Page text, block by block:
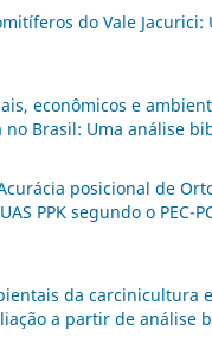
do Vale Jacurici:
econômicos e
Brasil: Uma análise
posicional de
PPK segundo o PEC-
da carcinicultura
a partir de análise